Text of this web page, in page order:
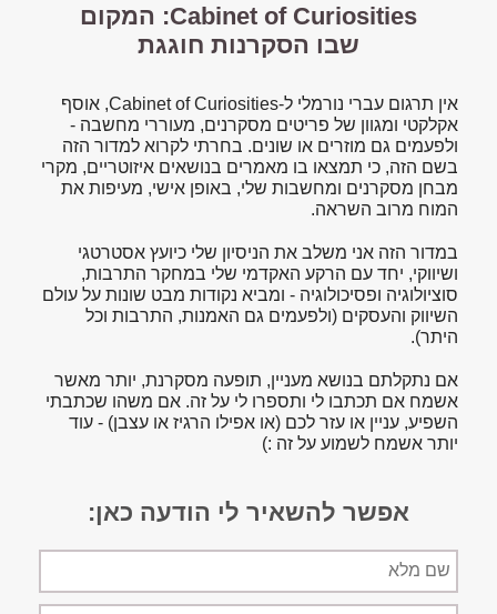
Cabinet of Curiosities: המקום
שבו הסקרנות חוגגת
אין תרגום עברי נורמלי ל-Cabinet of Curiosities, אוסף
אקלקטי ומגוון של פריטים מסקרנים, מעוררי מחשבה -
ולפעמים גם מוזרים או שונים. בחרתי לקרוא למדור הזה
בשם הזה, כי תמצאו בו מאמרים בנושאים איזוטריים, מקרי
מבחן מסקרנים ומחשבות שלי, באופן אישי, מעיפות את
המוח מרוב השראה.
במדור הזה אני משלב את הניסיון שלי כיועץ אסטרטגי
ושיווקי, יחד עם הרקע האקדמי שלי במחקר התרבות,
סוציולוגיה ופסיכולוגיה - ומביא נקודות מבט שונות על עולם
השיווק והעסקים (ולפעמים גם האמנות, התרבות וכל
היתר).
אם נתקלתם בנושא מעניין, תופעה מסקרנת, יותר מאשר
אשמח אם תכתבו לי ותספרו לי על זה. אם משהו שכתבתי
השפיע, עניין או עזר לכם (או אפילו הרגיז או עצבן) - עוד
יותר אשמח לשמוע על זה :)
אפשר להשאיר לי הודעה כאן:
מלא